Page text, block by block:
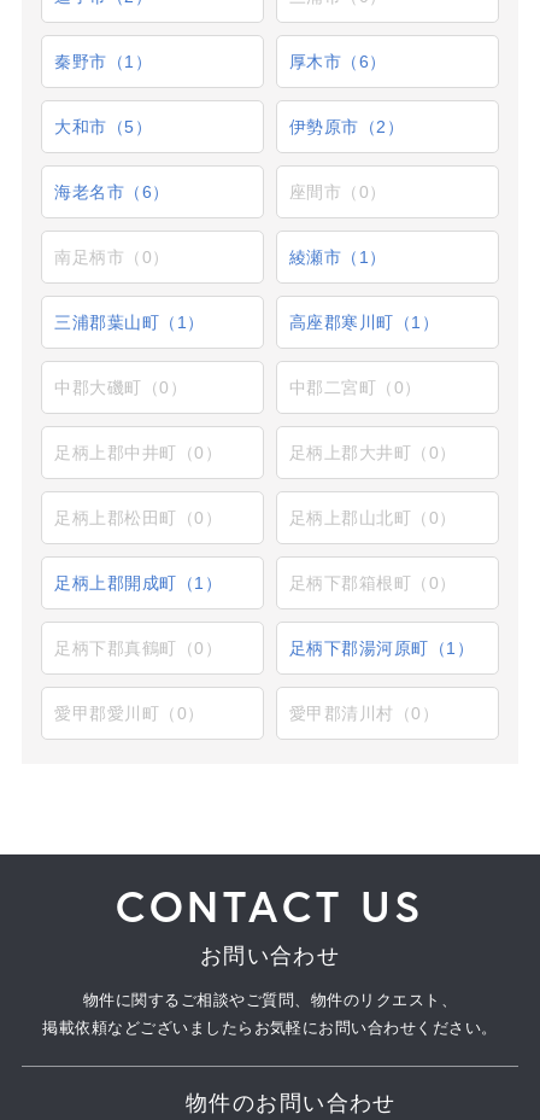
秦野市（1） 厚木市（6）
大和市（5） 伊勢原市（2）
海老名市（6） 座間市（0）
南足柄市（0） 綾瀬市（1）
三浦郡葉山町（1） 高座郡寒川町（1）
中郡大磯町（0） 中郡二宮町（0）
足柄上郡中井町（0） 足柄上郡大井町（0）
足柄上郡松田町（0） 足柄上郡山北町（0）
足柄上郡開成町（1） 足柄下郡箱根町（0）
足柄下郡真鶴町（0） 足柄下郡湯河原町（1）
愛甲郡愛川町（0） 愛甲郡清川村（0）
CONTACT US
お問い合わせ
物件に関するご相談やご質問、物件のリクエスト、
掲載依頼などございましたらお気軽にお問い合わせください。
物件のお問い合わせ